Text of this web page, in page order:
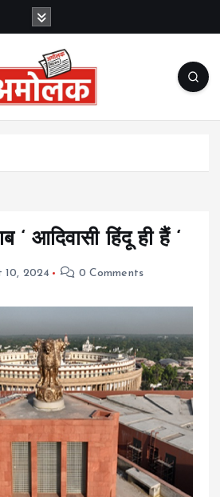
‘ आदिवासी हिंदू ही हैं ‘
10, 2024 0 Comments